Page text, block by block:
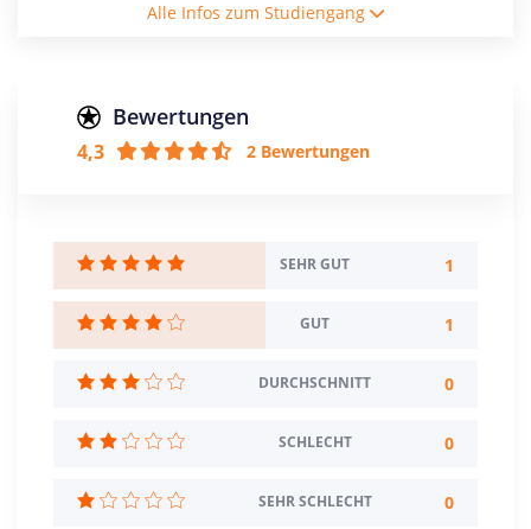
Vollzeitstudium
Creditpoints
7 Semester
Sprache
Deutsch
Englisch
Wintersemester
Standort
Neu-Ulm >> Neu-Ulm
Alle Infos zum Studiengang
Bewertungen
4,3 2 Bewertungen
SEHR GUT 1
GUT 1
DURCHSCHNITT 0
SCHLECHT 0
SEHR SCHLECHT 0